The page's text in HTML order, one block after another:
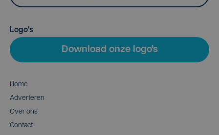
Logo's
Download onze logo's
Home
Adverteren
Over ons
Contact